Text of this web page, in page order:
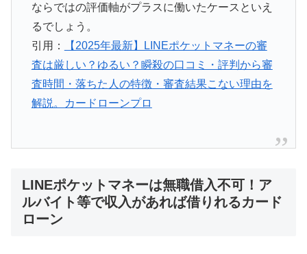
ならではの評価軸がプラスに働いたケースといえ
るでしょう。
引用：
【2025年最新】LINEポケットマネーの審
査は厳しい？ゆるい？瞬殺の口コミ・評判から審
査時間・落ちた人の特徴・審査結果こない理由を
解説。カードローンプロ
LINEポケットマネーは無職借入不可！ア
ルバイト等で収入があれば借りれるカード
ローン